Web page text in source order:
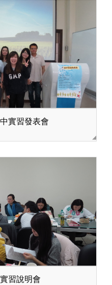
實習發表會
習說明會